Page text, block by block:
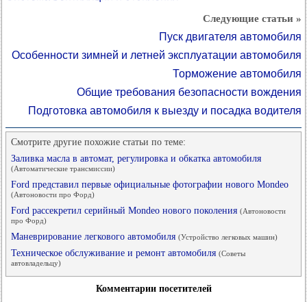
Следующие статьи »
Пуск двигателя автомобиля
Особенности зимней и летней эксплуатации автомобиля
Торможение автомобиля
Общие требования безопасности вождения
Подготовка автомобиля к выезду и посадка водителя
Смотрите другие похожие статьи по теме:
Заливка масла в автомат, регулировка и обкатка автомобиля
(Автоматические трансмиссии)
Ford представил первые официальные фотографии нового Mondeo
(Автоновости про Форд)
Ford рассекретил серийный Mondeo нового поколения (Автоновости
про Форд)
Маневрирование легкового автомобиля (Устройство легковых машин)
Техническое обслуживание и ремонт автомобиля (Советы
автовладельцу)
Комментарии посетителей